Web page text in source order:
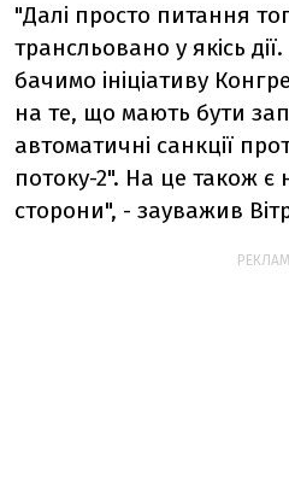
"Далі просто питання
трансльовано у якісь
бачимо ініціативу
на те, що мають бути
автоматичні санкції
потоку-2". На це також є
сторони", - зауважив